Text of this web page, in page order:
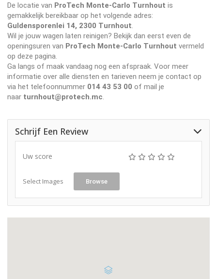
De locatie van ProTech Monte-Carlo Turnhout is
gemakkelijk bereikbaar op het volgende adres:
Guldensporenlei 14, 2300 Turnhout
Wil je jouw wagen laten reinigen? Bekijk dan eerst even de
openingsuren van ProTech Monte-Carlo Turnhout vermeld
op deze pagina.
Ga langs of maak vandaag nog een afspraak. Voor meer
informatie over alle diensten en tarieven neem je contact op
via het telefoonnummer 014 43 53 00 of mail je
naar turnhout@protech.mc
Schrijf Een Review
Uw score
Select Images Browse